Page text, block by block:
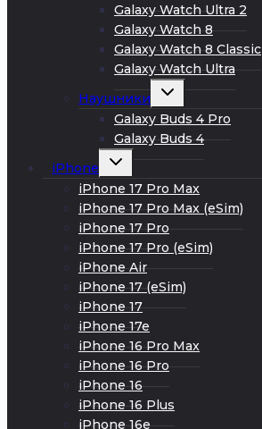
Galaxy Watch Ultra 2
Galaxy Watch 8
Galaxy Watch 8 Classic
Galaxy Watch Ultra
Наушники
Развернуть
меню
Galaxy Buds 4 Pro
Galaxy Buds 4
iPhone
Развернуть
меню
iPhone 17 Pro Max
iPhone 17 Pro Max (eSim)
iPhone 17 Pro
iPhone 17 Pro (eSim)
iPhone Air
iPhone 17 (eSim)
iPhone 17
iPhone 17e
iPhone 16 Pro Max
iPhone 16 Pro
iPhone 16
iPhone 16 Plus
iPhone 16e